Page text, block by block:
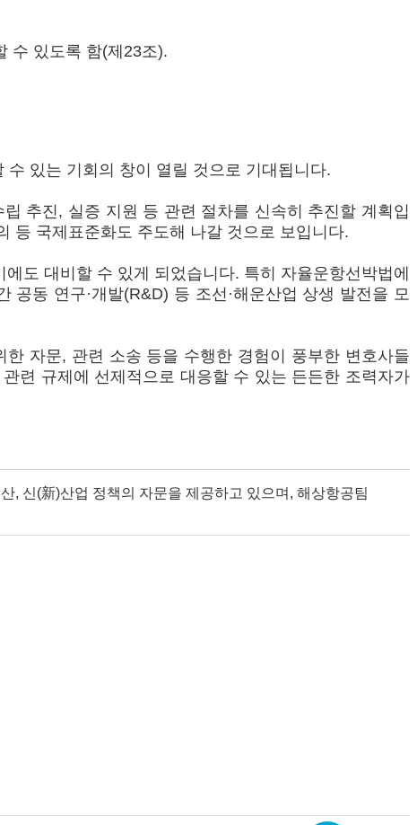
수 있도록 함(제23조).
있는 기회의 창이 열릴 것으로 기대됩니다.
추진, 실증 지원 등 관련 절차를 신속히 추진할 계획입
등 국제표준화도 주도해 나갈 것으로 보입니다.
도 대비할 수 있게 되었습니다. 특히 자율운항선박법에
동 연구·개발(R&D) 등 조선·해운산업 상생 발전을 모
자문, 관련 소송 등을 수행한 경험이 풍부한 변호사들
련 규제에 선제적으로 대응할 수 있는 든든한 조력자가
, 신(新)산업 정책의 자문을 제공하고 있으며, 해상항공팀